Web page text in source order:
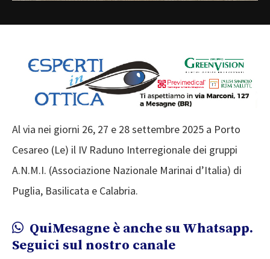
Al via nei giorni 26, 27 e 28 settembre 2025 a Porto
Cesareo (Le) il IV Raduno Interregionale dei gruppi
A.N.M.I. (Associazione Nazionale Marinai d’Italia) di
Puglia, Basilicata e Calabria.
QuiMesagne è anche su Whatsapp.
Seguici sul nostro canale